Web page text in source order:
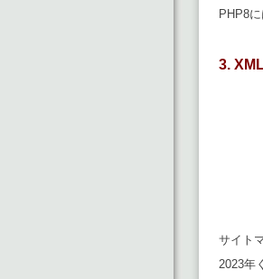
PHP8
3.
サイト
2023年